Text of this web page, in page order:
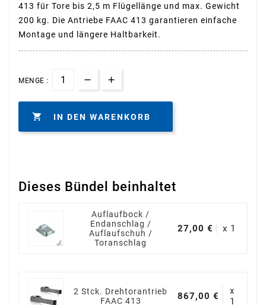
413 für Tore bis 2,5 m Flügellänge und max. Gewicht
200 kg. Die Antriebe FAAC 413 garantieren einfache
Montage und längere Haltbarkeit.
MENGE :
 IN DEN WARENKORB
Dieses Bündel beinhaltet
Auflaufbock /
Endanschlag /
Auflaufschuh /
Toranschlag
27,00 € x 1
2 Stck. Drehtorantrieb
FAAC 413
867,00 €
x
1